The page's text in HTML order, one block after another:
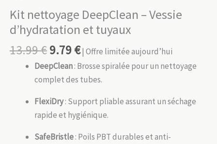
Kit nettoyage DeepClean – Vessie
d’hydratation et tuyaux
13.99€9.79€| Offre limitée aujourd’hui
DeepClean: Brosse spiralée pour un nettoyage
complet des tubes.
FlexiDry: Support pliable assurant un séchage
rapide et hygiénique.
SafeBristle: Poils PBT durables et anti-